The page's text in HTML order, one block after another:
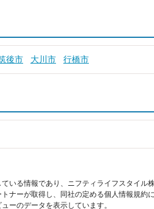
後市 大川市 行橋市
いる情報であり、ニフティライフスタイル
ナーが取得し、同社の定める個人情報規約
ーのデータを表示しています。